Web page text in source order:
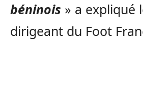
béninois » a expliqué
dirigeant du Foot